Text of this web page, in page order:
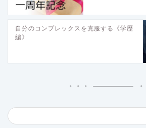
自分のコンプレックスを克服する《学歴
編》